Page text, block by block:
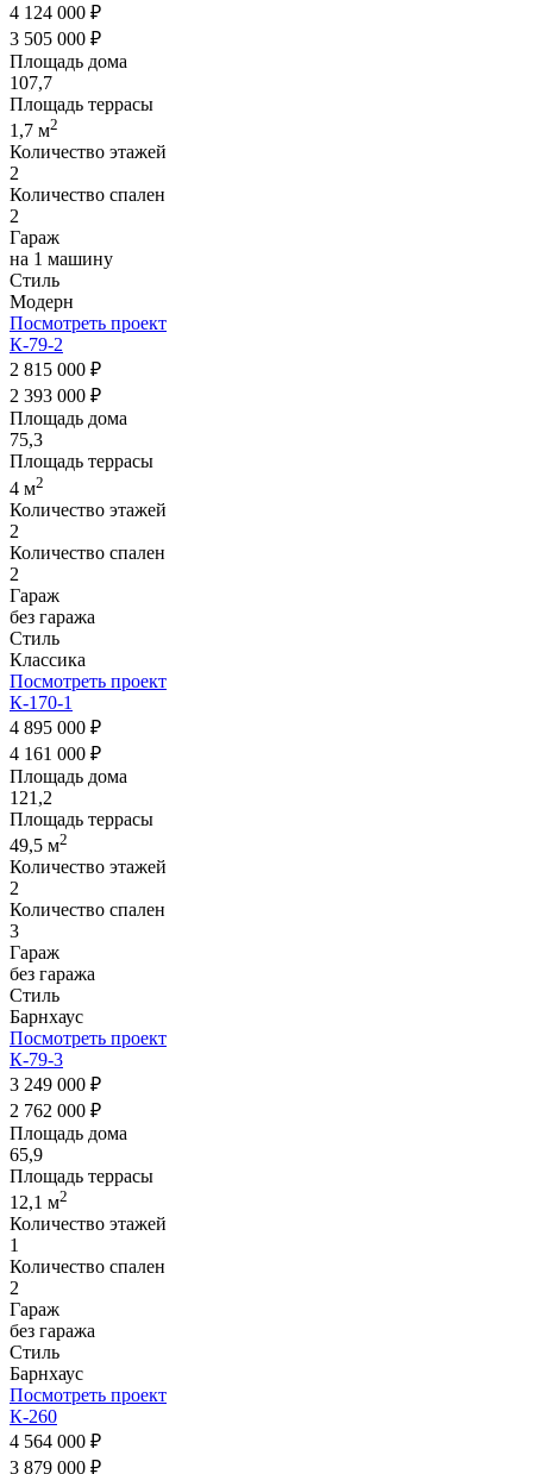
4 124 000 ₽
3 505 000 ₽
Площадь дома
107,7
Площадь террасы
1,7 м2
Количество этажей
2
Количество спален
2
Гараж
на 1 машину
Стиль
Модерн
Посмотреть проект
К-79-2
2 815 000 ₽
2 393 000 ₽
Площадь дома
75,3
Площадь террасы
4 м2
Количество этажей
2
Количество спален
2
Гараж
без гаража
Стиль
Классика
Посмотреть проект
К-170-1
4 895 000 ₽
4 161 000 ₽
Площадь дома
121,2
Площадь террасы
49,5 м2
Количество этажей
2
Количество спален
3
Гараж
без гаража
Стиль
Барнхаус
Посмотреть проект
К-79-3
3 249 000 ₽
2 762 000 ₽
Площадь дома
65,9
Площадь террасы
12,1 м2
Количество этажей
1
Количество спален
2
Гараж
без гаража
Стиль
Барнхаус
Посмотреть проект
К-260
4 564 000 ₽
3 879 000 ₽